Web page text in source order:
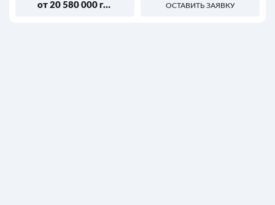
от 20 580 000 грн ОСТАВИТЬ ЗАЯВКУ